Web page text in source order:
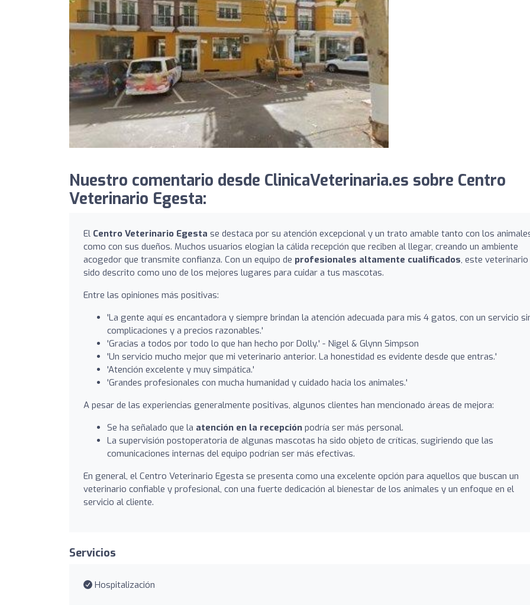
Nuestro comentario desde ClinicaVeterinaria.es sobre Centro
Veterinario Egesta:
El Centro Veterinario Egesta se destaca por su atención excepcional y un trato amable tanto con los
como con sus dueños. Muchos usuarios elogian la cálida recepción que reciben al llegar, creando un ambiente
acogedor que transmite confianza. Con un equipo de profesionales altamente cualificados, este veterinario
sido descrito como uno de los mejores lugares para cuidar a tus mascotas.
Entre las opiniones más positivas:
'La gente aquí es encantadora y siempre brindan la atención adecuada para mis 4 gatos, con un servicio
complicaciones y a precios razonables.'
'Gracias a todos por todo lo que han hecho por Dolly.' - Nigel & Glynn Simpson
'Un servicio mucho mejor que mi veterinario anterior. La honestidad es evidente desde que entras.'
'Atención excelente y muy simpática.'
'Grandes profesionales con mucha humanidad y cuidado hacia los animales.'
A pesar de las experiencias generalmente positivas, algunos clientes han mencionado áreas de mejora:
Se ha señalado que la atención en la recepción podría ser más personal.
La supervisión postoperatoria de algunas mascotas ha sido objeto de críticas, sugiriendo que las
comunicaciones internas del equipo podrían ser más efectivas.
En general, el Centro Veterinario Egesta se presenta como una excelente opción para aquellos que buscan un
veterinario confiable y profesional, con una fuerte dedicación al bienestar de los animales y un enfoque en el
servicio al cliente.
Servicios
Hospitalización